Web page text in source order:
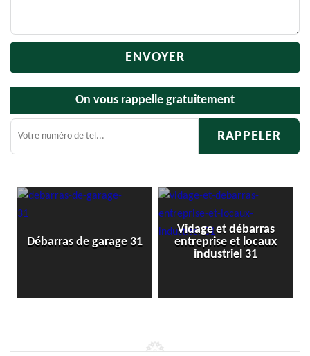
On vous rappelle gratuitement
Débarras de garage 31
Vidage et débarras
entreprise et locaux
industriel 31